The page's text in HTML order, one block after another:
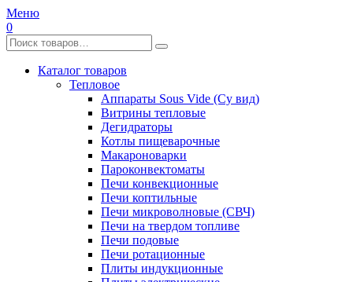
Меню
0
Каталог товаров
Тепловое
Аппараты Sous Vide (Су вид)
Витрины тепловые
Дегидраторы
Котлы пищеварочные
Макароноварки
Пароконвектоматы
Печи конвекционные
Печи коптильные
Печи микроволновые (СВЧ)
Печи на твердом топливе
Печи подовые
Печи ротационные
Плиты индукционные